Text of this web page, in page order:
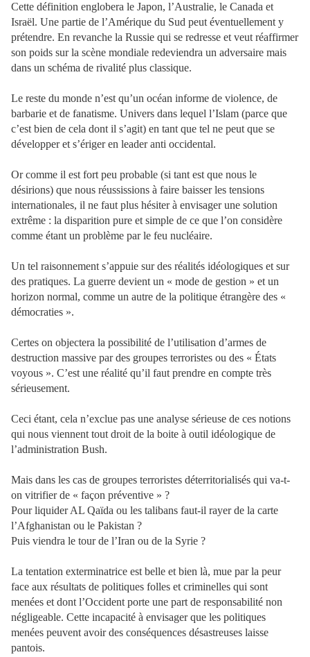
Cette définition englobera le Japon, l’Australie, le Canada et
Israël. Une partie de l’Amérique du Sud peut éventuellement y
prétendre. En revanche la Russie qui se redresse et veut réaffirmer
son poids sur la scène mondiale redeviendra un adversaire mais
dans un schéma de rivalité plus classique.
Le reste du monde n’est qu’un océan informe de violence, de
barbarie et de fanatisme. Univers dans lequel l’Islam (parce que
c’est bien de cela dont il s’agit) en tant que tel ne peut que se
développer et s’ériger en leader anti occidental.
Or comme il est fort peu probable (si tant est que nous le
désirions) que nous réussissions à faire baisser les tensions
internationales, il ne faut plus hésiter à envisager une solution
extrême : la disparition pure et simple de ce que l’on considère
comme étant un problème par le feu nucléaire.
Un tel raisonnement s’appuie sur des réalités idéologiques et sur
des pratiques. La guerre devient un « mode de gestion » et un
horizon normal, comme un autre de la politique étrangère des «
démocraties ».
Certes on objectera la possibilité de l’utilisation d’armes de
destruction massive par des groupes terroristes ou des « États
voyous ». C’est une réalité qu’il faut prendre en compte très
sérieusement.
Ceci étant, cela n’exclue pas une analyse sérieuse de ces notions
qui nous viennent tout droit de la boite à outil idéologique de
l’administration Bush.
Mais dans les cas de groupes terroristes déterritorialisés qui va-t-
on vitrifier de « façon préventive » ?
Pour liquider AL Qaïda ou les talibans faut-il rayer de la carte
l’Afghanistan ou le Pakistan ?
Puis viendra le tour de l’Iran ou de la Syrie ?
La tentation exterminatrice est belle et bien là, mue par la peur
face aux résultats de politiques folles et criminelles qui sont
menées et dont l’Occident porte une part de responsabilité non
négligeable. Cette incapacité à envisager que les politiques
menées peuvent avoir des conséquences désastreuses laisse
pantois.